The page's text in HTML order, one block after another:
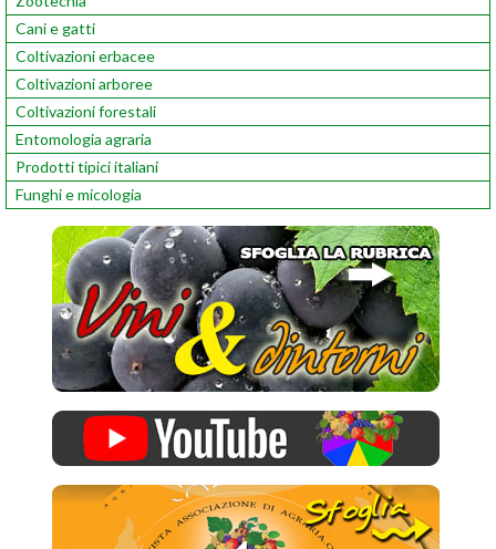
Cani e gatti
Coltivazioni erbacee
Coltivazioni arboree
Coltivazioni forestali
Entomologia agraria
Prodotti tipici italiani
Funghi e micologia